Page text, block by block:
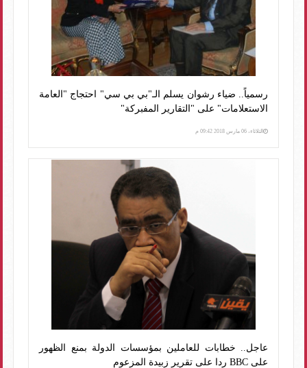
رسمياً.. ضياء رشوان يسلم الـ"بي بي سي" احتجاج "العامة
الاستعلامات" على "التقارير المفبركة"
الثلاثاء، 06 مارس 2018 09:42 م
عاجل.. خطابات للعاملين بمؤسسات الدولة بمنع الظهور
على BBC ردا على تقرير زبيدة المزعوم